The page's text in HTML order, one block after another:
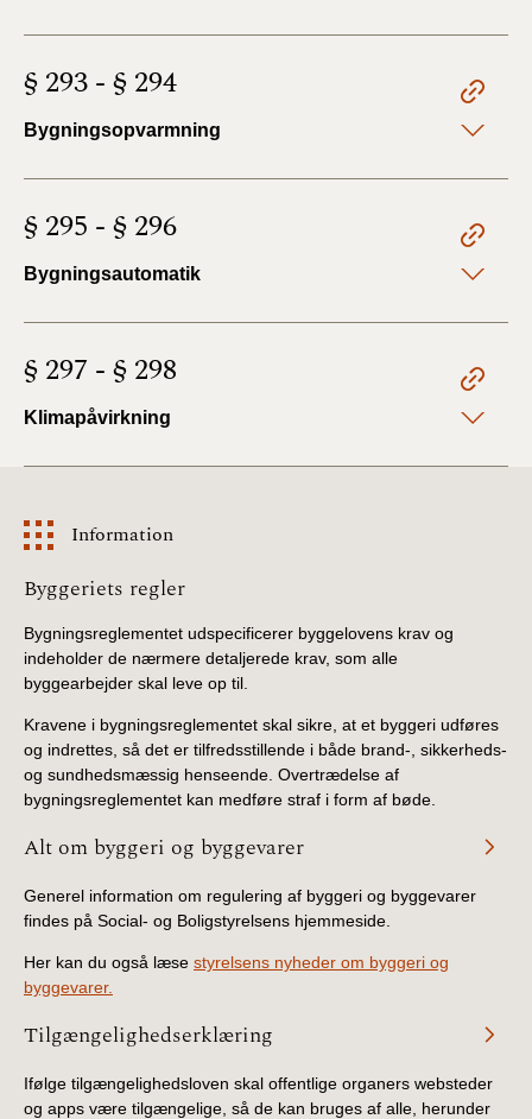
§ 293 - § 294
Bygningsopvarmning
§ 295 - § 296
Bygningsautomatik
§ 297 - § 298
Klimapåvirkning
Information
Information
Byggeriets regler
Bygningsreglementet udspecificerer byggelovens krav og
indeholder de nærmere detaljerede krav, som alle
byggearbejder skal leve op til.
Kravene i bygningsreglementet skal sikre, at et byggeri udføres
og indrettes, så det er tilfredsstillende i både brand-, sikkerheds-
og sundhedsmæssig henseende. Overtrædelse af
bygningsreglementet kan medføre straf i form af bøde.
Alt om byggeri og byggevarer
Generel information om regulering af byggeri og byggevarer
findes på Social- og Boligstyrelsens hjemmeside.
Her kan du også læse styrelsens nyheder om byggeri og
byggevarer.
Tilgængelighedserklæring
Ifølge tilgængelighedsloven skal offentlige organers websteder
og apps være tilgængelige, så de kan bruges af alle, herunder